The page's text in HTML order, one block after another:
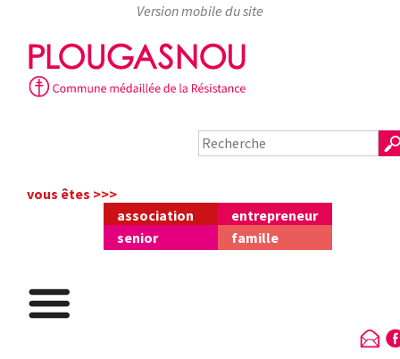
Skip
to
content
vous êtes >>>
association
entrepreneur
senior
famille